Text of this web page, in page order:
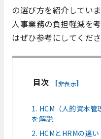
の選び方を紹介してい
人事業務の負担軽減を
はぜひ参考にしてくださ
目次 [非表示]
1. HCM（人的資本
を解説
2. HCMとHRMの違い